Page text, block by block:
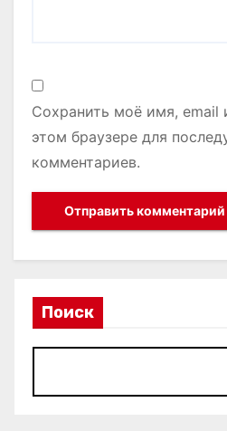
Сохранить моё имя, email
этом браузере для
комментариев.
Поиск